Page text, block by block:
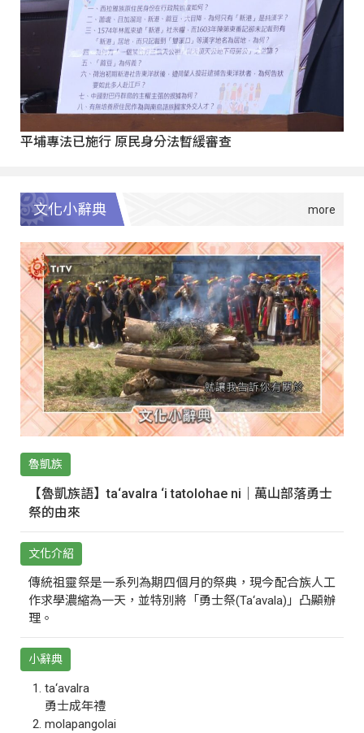
平埔專法已施行 原民身分法暫緩審查
文化小辭典
魯凱族
【魯凱族語】ta‘avalra ‘i tatolohae ni｜萬山部落勇士
祭的由來
文化介紹
傳統祖靈祭是一系列為期四個月的祭典，現今配合族人工
作求學濃縮為一天，並特別將「勇士祭(Ta‘avala)」凸顯辦
理。
小辭典
ta‘avalra
勇士成年禮
molapangolai